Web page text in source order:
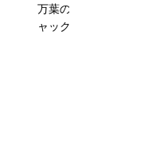
万葉の郷 5ｇ×16ｐ（
ャック付袋）